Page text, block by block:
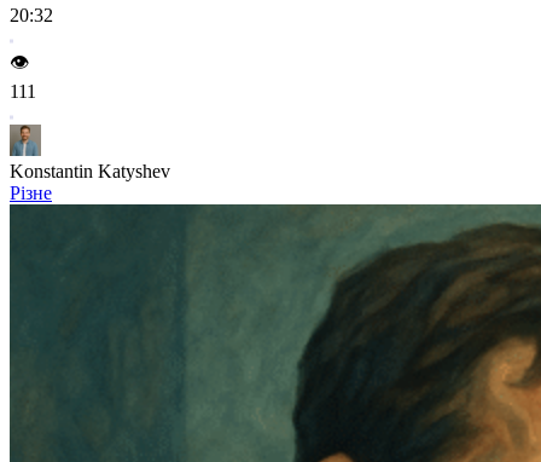
20:32
👁️
111
Konstantin Katyshev
Різне